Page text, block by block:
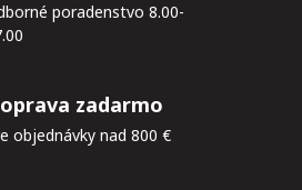
poradenstvo 8.00-
zadarmo
objednávky nad 800 €